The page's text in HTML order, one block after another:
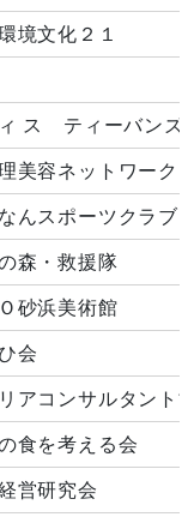
境文化２１
ス ティーバンズ
美容ネットワーク
んスポーツクラブ
森・救援隊
砂浜美術館
会
アコンサルタント
食を考える会
営研究会